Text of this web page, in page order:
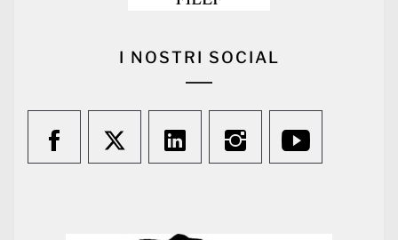
I NOSTRI SOCIAL